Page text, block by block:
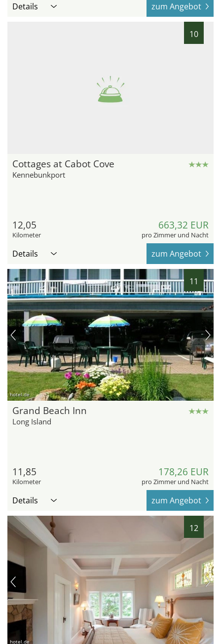
Details zum Angebot
10
Cottages at Cabot Cove
Kennebunkport
12,05
Kilometer
663,32 EUR
pro Zimmer und Nacht
Details zum Angebot
11
hotel.de
Grand Beach Inn
Long Island
11,85
Kilometer
178,26 EUR
pro Zimmer und Nacht
Details zum Angebot
12
hotel.de